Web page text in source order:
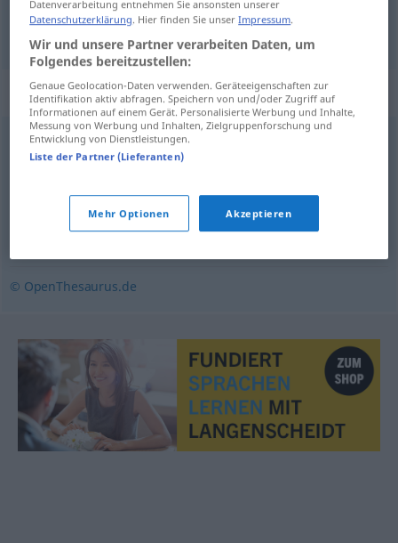
ограничење Beschränkung
Synonyme für "Beschränkung"
Einschränkung,Verpflichtung
Begrenzung
© OpenThesaurus.de
Datenverarbeitung entnehmen Sie ansonsten unserer
Datenschutzerklärung. Hier finden Sie unserImpressum.
Wir und unsere Partner verarbeiten Daten, um
Folgendes bereitzustellen:
Genaue Geolocation-Daten verwenden. Geräteeigenschaften zur
Identifikation aktiv abfragen. Speichern von und/oder Zugriff auf
Informationen auf einem Gerät. Personalisierte Werbung und Inhalte,
Messung von Werbung und Inhalten, Zielgruppenforschung und
Entwicklung von Dienstleistungen.
Liste der Partner (Lieferanten)
Mehr Optionen Akzeptieren